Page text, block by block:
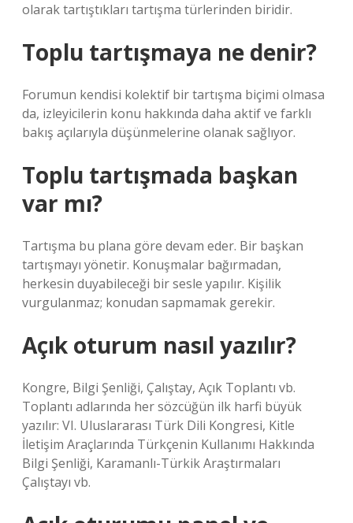
olarak tartıştıkları tartışma türlerinden biridir.
Toplu tartışmaya ne denir?
Forumun kendisi kolektif bir tartışma biçimi olmasa
da, izleyicilerin konu hakkında daha aktif ve farklı
bakış açılarıyla düşünmelerine olanak sağlıyor.
Toplu tartışmada başkan
var mı?
Tartışma bu plana göre devam eder. Bir başkan
tartışmayı yönetir. Konuşmalar bağırmadan,
herkesin duyabileceği bir sesle yapılır. Kişilik
vurgulanmaz; konudan sapmamak gerekir.
Açık oturum nasıl yazılır?
Kongre, Bilgi Şenliği, Çalıştay, Açık Toplantı vb.
Toplantı adlarında her sözcüğün ilk harfi büyük
yazılır: VI. Uluslararası Türk Dili Kongresi, Kitle
İletişim Araçlarında Türkçenin Kullanımı Hakkında
Bilgi Şenliği, Karamanlı-Türkik Araştırmaları
Çalıştayı vb.